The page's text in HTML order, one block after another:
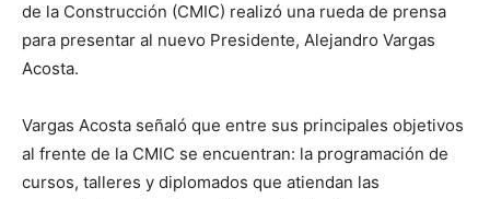
de la Construcción (CMIC) realizó una rueda de prensa
para presentar al nuevo Presidente, Alejandro Vargas
Acosta.
Vargas Acosta señaló que entre sus principales objetivos
al frente de la CMIC se encuentran: la programación de
cursos, talleres y diplomados que atiendan las